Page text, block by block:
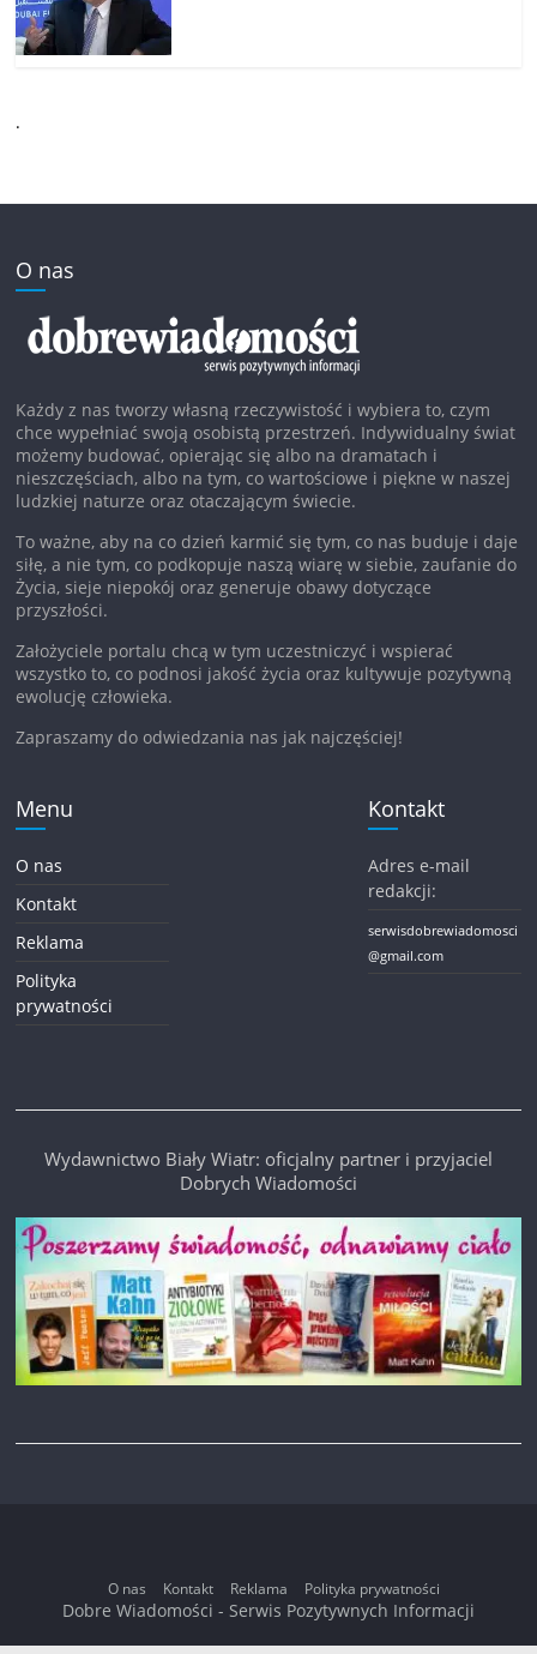
.
O nas
Każdy z nas tworzy własną rzeczywistość i wybiera to, czym
chce wypełniać swoją osobistą przestrzeń. Indywidualny świat
możemy budować, opierając się albo na dramatach i
nieszczęściach, albo na tym, co wartościowe i piękne w naszej
ludzkiej naturze oraz otaczającym świecie.
To ważne, aby na co dzień karmić się tym, co nas buduje i daje
siłę, a nie tym, co podkopuje naszą wiarę w siebie, zaufanie do
Życia, sieje niepokój oraz generuje obawy dotyczące
przyszłości.
Założyciele portalu chcą w tym uczestniczyć i wspierać
wszystko to, co podnosi jakość życia oraz kultywuje pozytywną
ewolucję człowieka.
Zapraszamy do odwiedzania nas jak najczęściej!
Menu
O nas
Kontakt
Reklama
Polityka
prywatności
Kontakt
Adres e-mail
redakcji:
serwisdobrewiadomosci
@gmail.com
Wydawnictwo Biały Wiatr: oficjalny partner i przyjaciel
Dobrych Wiadomości
O nas Kontakt Reklama Polityka prywatności
Dobre Wiadomości - Serwis Pozytywnych Informacji